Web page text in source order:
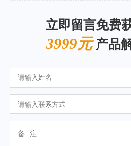
立即留言免费
3999元产品